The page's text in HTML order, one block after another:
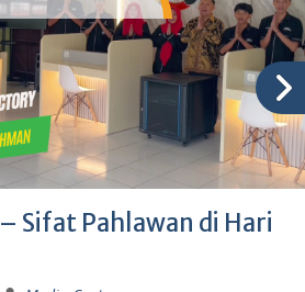
Sifat Pahlawan di Hari